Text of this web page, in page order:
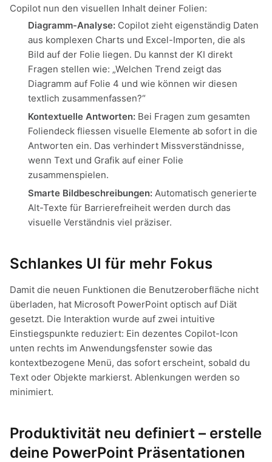
Copilot nun den visuellen Inhalt deiner Folien:
Diagramm-Analyse: Copilot zieht eigenständig Daten
aus komplexen Charts und Excel-Importen, die als
Bild auf der Folie liegen. Du kannst der KI direkt
Fragen stellen wie: „Welchen Trend zeigt das
Diagramm auf Folie 4 und wie können wir diesen
textlich zusammenfassen?“
Kontextuelle Antworten: Bei Fragen zum gesamten
Foliendeck fliessen visuelle Elemente ab sofort in die
Antworten ein. Das verhindert Missverständnisse,
wenn Text und Grafik auf einer Folie
zusammenspielen.
Smarte Bildbeschreibungen: Automatisch generierte
Alt-Texte für Barrierefreiheit werden durch das
visuelle Verständnis viel präziser.
Schlankes UI für mehr Fokus
Damit die neuen Funktionen die Benutzeroberfläche nicht
überladen, hat Microsoft PowerPoint optisch auf Diät
gesetzt. Die Interaktion wurde auf zwei intuitive
Einstiegspunkte reduziert: Ein dezentes Copilot-Icon
unten rechts im Anwendungsfenster sowie das
kontextbezogene Menü, das sofort erscheint, sobald du
Text oder Objekte markierst. Ablenkungen werden so
minimiert.
Produktivität neu definiert – erstelle
deine PowerPoint Präsentationen